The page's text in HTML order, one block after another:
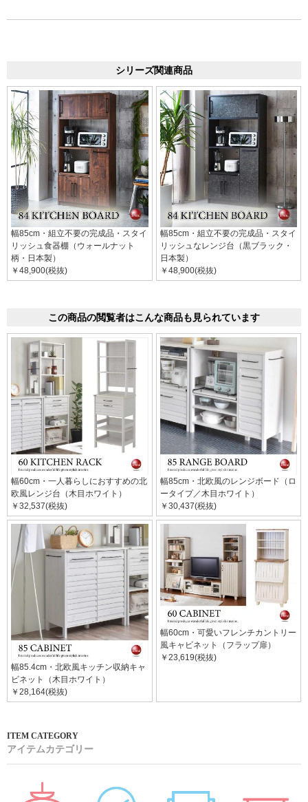
シリーズ関連商品
幅85cm・組立不要の完成品・スタイ
リッシュ食器棚（ウォールナット
柄・日本製）
￥48,900(税抜)
幅85cm・組立不要の完成品・スタイ
リッシュなレンジ台（黒ブラック・
日本製）
￥48,900(税抜)
この商品の閲覧者はこんな商品も見られています
幅60cm・一人暮らしにおすすめの北
欧風レンジ台（木目ホワイト）
￥32,537(税抜)
幅85cm・北欧風のレンジボード（ロ
ータイプ／木目ホワイト）
￥30,437(税抜)
幅85.4cm・北欧風キッチン収納キャ
ビネット（木目ホワイト）
￥28,164(税抜)
幅60cm・可愛いフレンチカントリー
風キャビネット（フラップ扉）
￥23,619(税抜)
アイテムカテゴリー